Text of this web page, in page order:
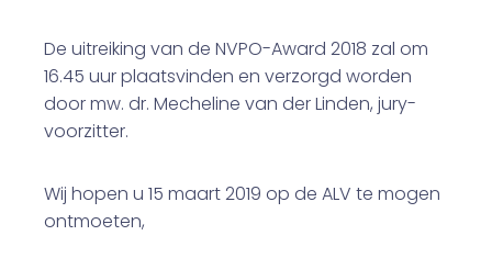
De uitreiking van de NVPO-Award 2018 zal om
16.45 uur plaatsvinden en verzorgd worden
door mw. dr. Mecheline van der Linden, jury-
voorzitter.
Wij hopen u 15 maart 2019 op de ALV te mogen
ontmoeten,